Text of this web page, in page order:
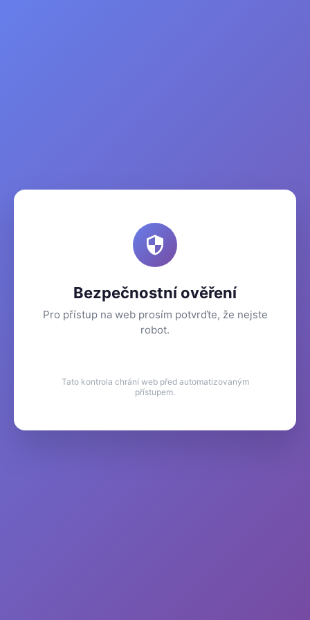
Bezpečnostní ověření
Pro přístup na web prosím potvrďte, že nejste
robot.
Tato kontrola chrání web před automatizovaným
přístupem.